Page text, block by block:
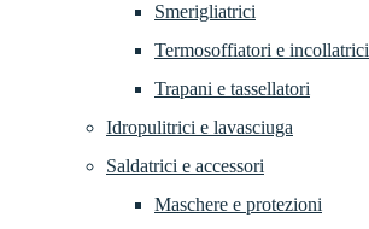
Smerigliatrici
Termosoffiatori e incollatrici
Trapani e tassellatori
Idropulitrici e lavasciuga
Saldatrici e accessori
Maschere e protezioni